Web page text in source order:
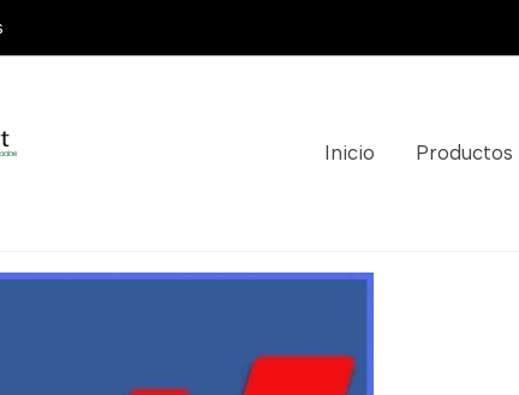
Inicio Productos
Sport Rs 33 Ref: Dr1018